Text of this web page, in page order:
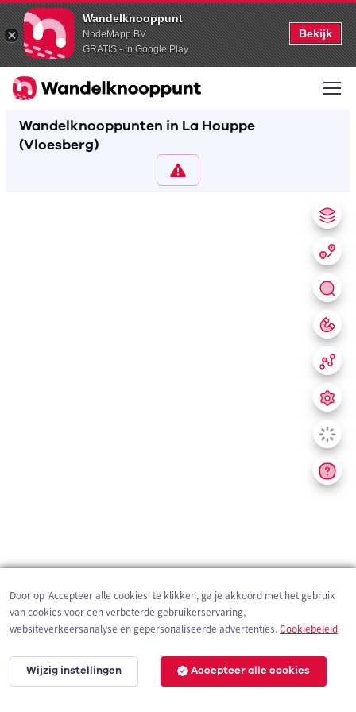
Wandelknooppunt
NodeMapp BV
GRATIS - In Google Play
Bekijk
Wandelknooppunten in La Houppe
(Vloesberg)
200 m
Door op 'Accepteer alle cookies' te klikken, ga je akkoord met het gebruik
van cookies voor een verbeterde gebruikerservaring,
websiteverkeersanalyse en gepersonaliseerde advertenties.Cookiebeleid
Wijzig instellingen Accepteer alle cookies